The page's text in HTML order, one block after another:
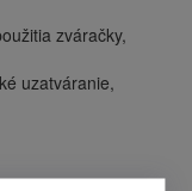
zváračky,
uzatváranie,